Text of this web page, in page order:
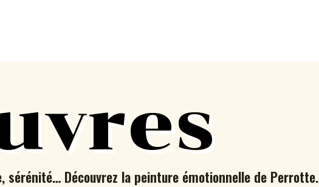
sérénité… Découvrez la peinture émotionnelle de Perrotte.